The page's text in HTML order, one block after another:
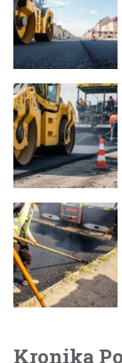
Kronika